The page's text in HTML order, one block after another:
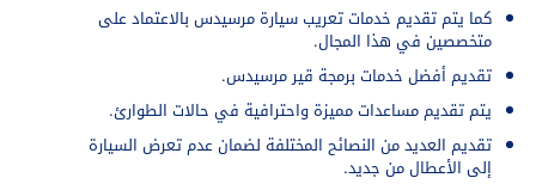
كما يتم تقديم خدمات تعريب سيارة مرسيدس بالاعتماد على
متخصصين في هذا المجال.
تقديم أفضل خدمات برمجة قير مرسيدس.
يتم تقديم مساعدات مميزة واحترافية في حالات الطوارئ.
تقديم العديد من النصائح المختلفة لضمان عدم تعرض السيارة
إلى الأعطال من جديد.